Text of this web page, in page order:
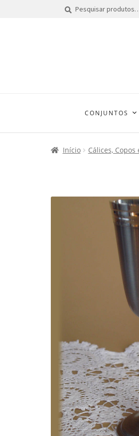
Pesquisar
Pesquisar
CONJUNTOS
Início Cálices, Copos